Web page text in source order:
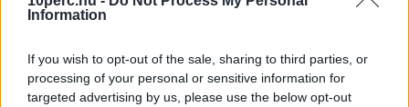
Information
If you wish to opt-out of the sale, sharing to third parties, or
processing of your personal or sensitive information for
targeted advertising by us, please use the below opt-out